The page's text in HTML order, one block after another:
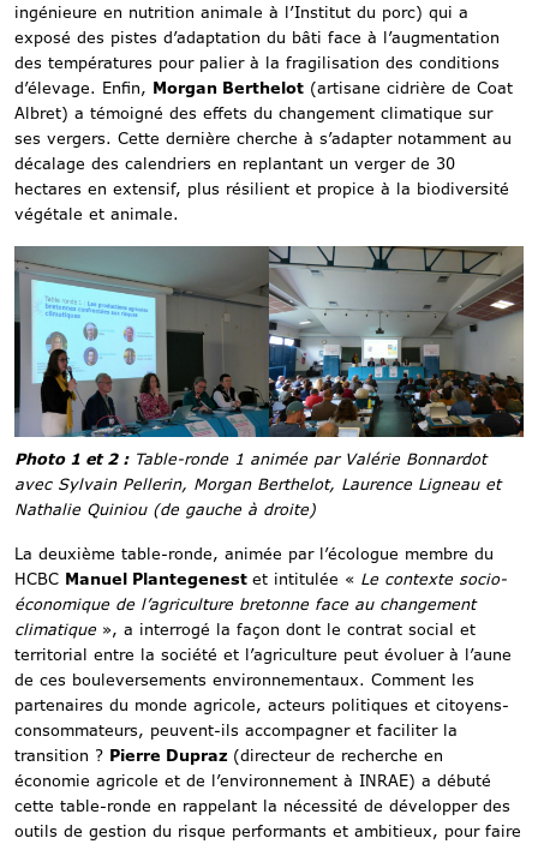
ingénieure en nutrition animale à l’Institut du porc) qui a
exposé des pistes d’adaptation du bâti face à l’augmentation
des températures pour palier à la fragilisation des conditions
d’élevage. Enfin, Morgan Berthelot (artisane cidrière de Coat
Albret) a témoigné des effets du changement climatique sur
ses vergers. Cette dernière cherche à s’adapter notamment au
décalage des calendriers en replantant un verger de 30
hectares en extensif, plus résilient et propice à la biodiversité
végétale et animale.
Photo 1 et 2 :Table-ronde 1 animée par Valérie Bonnardot
avec Sylvain Pellerin, Morgan Berthelot, Laurence Ligneau et
Nathalie Quiniou (de gauche à droite)
La deuxième table-ronde, animée par l’écologue membre du
HCBC Manuel Plantegenest et intitulée « Le contexte socio-
économique de l’agriculture bretonne face au changement
climatique », a interrogé la façon dont le contrat social et
territorial entre la société et l’agriculture peut évoluer à l’aune
de ces bouleversements environnementaux. Comment les
partenaires du monde agricole, acteurs politiques et citoyens-
consommateurs, peuvent-ils accompagner et faciliter la
transition ? Pierre Dupraz (directeur de recherche en
économie agricole et de l’environnement à INRAE) a débuté
cette table-ronde en rappelant la nécessité de développer des
outils de gestion du risque performants et ambitieux, pour faire